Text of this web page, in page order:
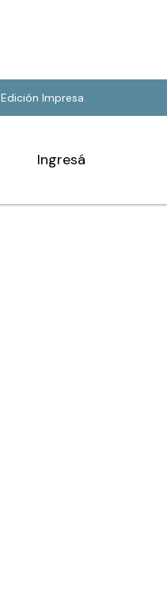
Edición Impresa
Ingresá